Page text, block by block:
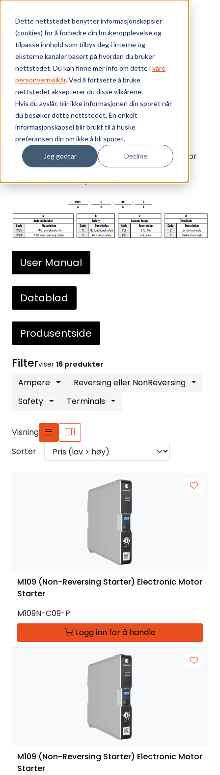
Dette nettstedet benytter informasjonskapsler
(cookies) for å forbedre din brukeropplevelse og
tilpasse innhold som tilbys deg i interne og
eksterne kanaler basert på hvordan du bruker
nettstedet. Du kan finne mer info om dette ivåre
personvernvilkår. Ved å fortsette å bruke
nettstedet aksepterer du disse vilkårene.
Hvis du avslår, blir ikke informasjonen din sporet når
du besøker dette nettstedet. Én enkelt
informasjonskapsel blir brukt til å huske
preferansen din om ikke å bli sporet.
Jeg godtar Decline
Skip to main content
Webshop M100 Motorstarter
M100 Motorstarter
For IEC-type gruppeinstallasjon av 9A-modell,
benyttes MPCB140MT-D9E-C20
motorstartere nedstrøms avgjøres av
samtidighetsfaktor og/eller sammenlagt motor
FLA som stilles inn på hver M100.
ReferanseInstallasjonsmanual
User Manual
Datablad
Produsentside
Filterviser 16 produkter
Ampere
Reversing eller NonReversing
Safety
Terminals
Visning
Sorter
M109 (Non-Reversing Starter) Electronic Motor
Starter
M109N-C09-P
Logg inn for å handle
M109 (Non-Reversing Starter) Electronic Motor
Starter
Bærekraft
Vi tilbyr
Ressurser
Om oss